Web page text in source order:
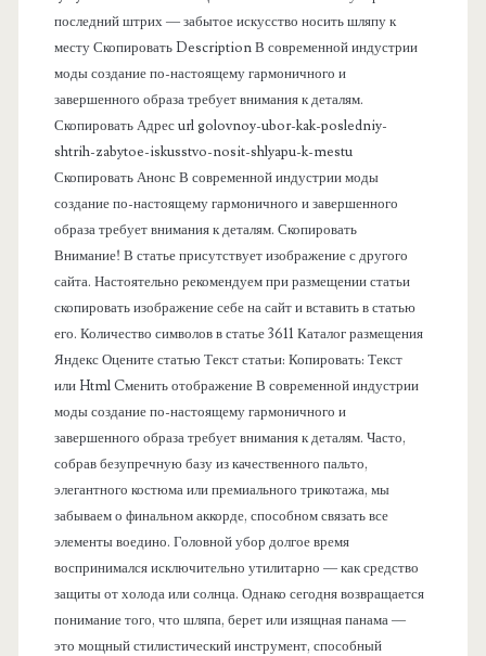
последний штрих — забытое искусство носить шляпу к
месту Скопировать Description В современной индустрии
моды создание по-настоящему гармоничного и
завершенного образа требует внимания к деталям.
Скопировать Адрес url golovnoy-ubor-kak-posledniy-
shtrih-zabytoe-iskusstvo-nosit-shlyapu-k-mestu
Скопировать Анонс В современной индустрии моды
создание по-настоящему гармоничного и завершенного
образа требует внимания к деталям. Скопировать
Внимание! В статье присутствует изображение с другого
сайта. Настоятельно рекомендуем при размещении статьи
скопировать изображение себе на сайт и вставить в статью
его. Количество символов в статье 3611 Каталог размещения
Яндекс Оцените статью Текст статьи: Копировать: Текст
или Html Cменить отображение В современной индустрии
моды создание по-настоящему гармоничного и
завершенного образа требует внимания к деталям. Часто,
собрав безупречную базу из качественного пальто,
элегантного костюма или премиального трикотажа, мы
забываем о финальном аккорде, способном связать все
элементы воедино. Головной убор долгое время
воспринимался исключительно утилитарно — как средство
защиты от холода или солнца. Однако сегодня возвращается
понимание того, что шляпа, берет или изящная панама —
это мощный стилистический инструмент, способный